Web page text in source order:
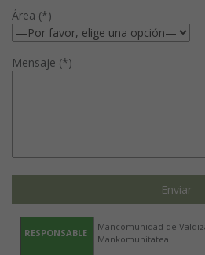
Área (*)
Mensaje (*)
RESPONSABLE
Mancomunidad de
Mankomunitatea